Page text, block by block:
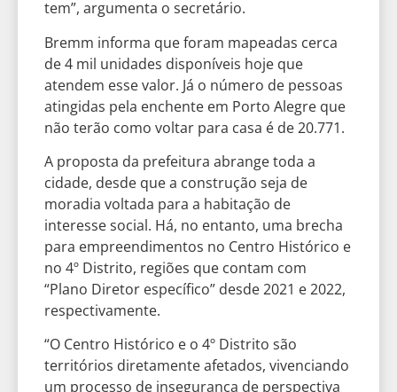
tem”, argumenta o secretário.
Bremm informa que foram mapeadas cerca
de 4 mil unidades disponíveis hoje que
atendem esse valor. Já o número de pessoas
atingidas pela enchente em Porto Alegre que
não terão como voltar para casa é de 20.771.
A proposta da prefeitura abrange toda a
cidade, desde que a construção seja de
moradia voltada para a habitação de
interesse social. Há, no entanto, uma brecha
para empreendimentos no Centro Histórico e
no 4º Distrito, regiões que contam com
“Plano Diretor específico” desde 2021 e 2022,
respectivamente.
“O Centro Histórico e o 4º Distrito são
territórios diretamente afetados, vivenciando
um processo de insegurança de perspectiva